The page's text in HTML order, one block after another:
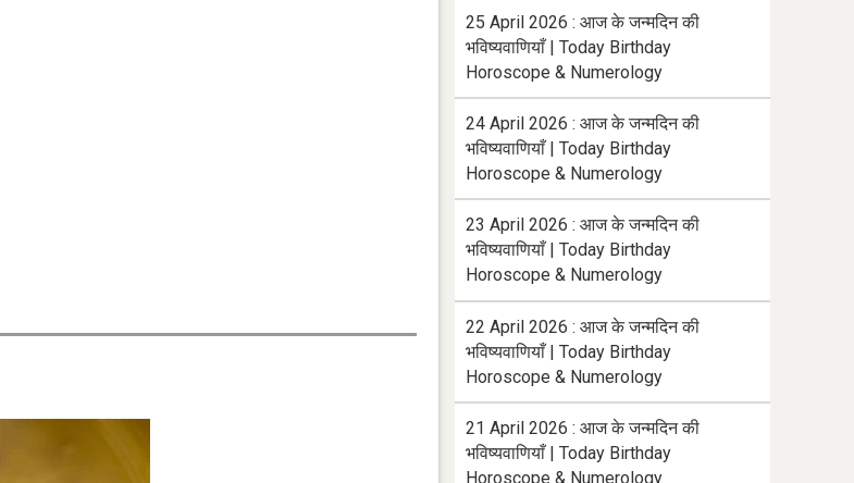
25 April 2026 : आज के जन्मदिन की
भविष्यवाणियाँ | Today Birthday
Horoscope & Numerology
24 April 2026 : आज के जन्मदिन की
भविष्यवाणियाँ | Today Birthday
Horoscope & Numerology
23 April 2026 : आज के जन्मदिन की
भविष्यवाणियाँ | Today Birthday
Horoscope & Numerology
22 April 2026 : आज के जन्मदिन की
भविष्यवाणियाँ | Today Birthday
Horoscope & Numerology
21 April 2026 : आज के जन्मदिन की
भविष्यवाणियाँ | Today Birthday
Horoscope & Numerology